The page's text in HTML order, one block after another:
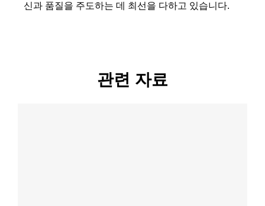
신과 품질을 주도하는 데 최선을 다하고 있습니다.
관련 자료